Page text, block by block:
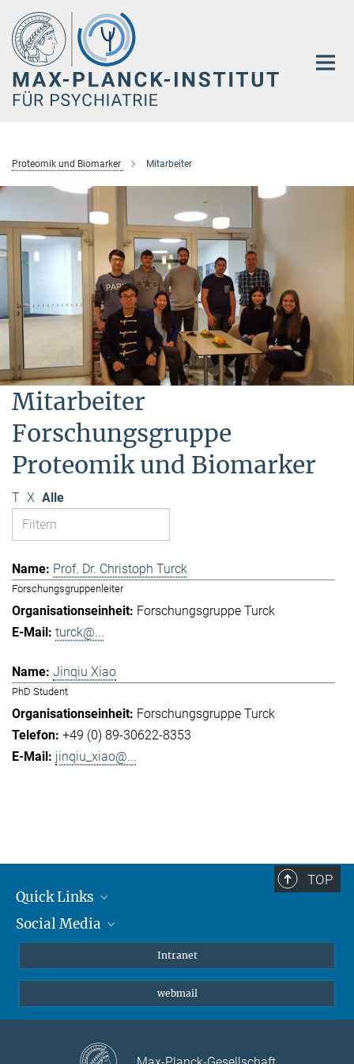
Hauptinhalt
Proteomik und Biomarker Mitarbeiter
Mitarbeiter
Forschungsgruppe
Proteomik und Biomarker
T X Alle
Prof. Dr. Christoph Turck
Forschungsgruppenleiter
Forschungsgruppe Turck
turck@...
Jinqiu Xiao
PhD Student
Forschungsgruppe Turck
+49 (0) 89-30622-8353
jinqiu_xiao@...
TOP
Quick Links
Student*innen/Wissenschaftler*innen
Social Media
Bluesky
YouTube
Intranet
webmail